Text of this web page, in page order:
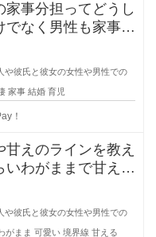
事分担ってどうし
でなく男性も家事を
です
や彼氏と彼女の女性や男性での
家事 結婚 育児
！
えのラインを教え
いわがままで甘えて
、あ
や彼氏と彼女の女性や男性での
がまま 可愛い 境界線 甘える